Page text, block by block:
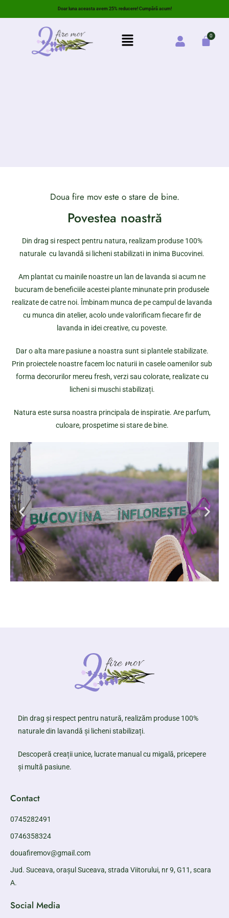
Doar luna aceasta avem 25% reducere! Cumpără acum!
Doua fire mov este o stare de bine.
Povestea noastră
Din drag si respect pentru natura, realizam produse 100%
naturale cu lavandă si licheni stabilizati in inima Bucovinei.
Am plantat cu mainile noastre un lan de lavanda si acum ne
bucuram de beneficiile acestei plante minunate prin produsele
realizate de catre noi. Îmbinam munca de pe campul de lavanda
cu munca din atelier, acolo unde valorificam fiecare fir de
lavanda in idei creative, cu poveste.
Dar o alta mare pasiune a noastra sunt si plantele stabilizate.
Prin proiectele noastre facem loc naturii in casele oamenilor sub
forma decorurilor mereu fresh, verzi sau colorate, realizate cu
licheni si muschi stabilizați.
Natura este sursa noastra principala de inspiratie. Are parfum,
culoare, prospetime si stare de bine.
Din drag și respect pentru natură, realizăm produse 100%
naturale din lavandă și licheni stabilizați.
Descoperă creații unice, lucrate manual cu migală, pricepere
și multă pasiune.
Contact
0745282491
0746358324
douafiremov@gmail.com
Jud. Suceava, orașul Suceava, strada Viitorului, nr 9, G11, scara
A.
Social Media